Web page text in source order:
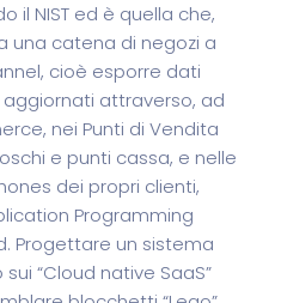
il NIST ed è quella che,
una catena di negozi a
cioè esporre dati
attraverso, ad
nei Punti di Vendita
e punti cassa, e nelle
dei propri clienti,
Programming
Progettare un sistema
“Cloud native SaaS”